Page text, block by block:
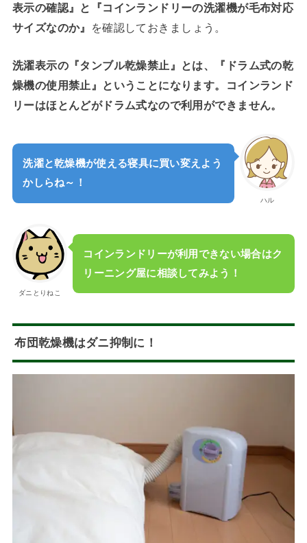
表示の確認』と『コインランドリーの洗濯機が毛布対応
サイズなのか』
を確認しておきましょう。
洗濯表示の『タンブル乾燥禁止』とは、『ドラム式の乾
燥機の使用禁止』ということになります。コインランド
リーはほとんどがドラム式なので利用ができません。
ハル
洗濯と乾燥機が使える寝具に買い変えよう
かしらね～！
ダニとりねこ
コインランドリーが利用できない場合はク
リーニング屋に相談してみよう！
布団乾燥機はダニ抑制に！